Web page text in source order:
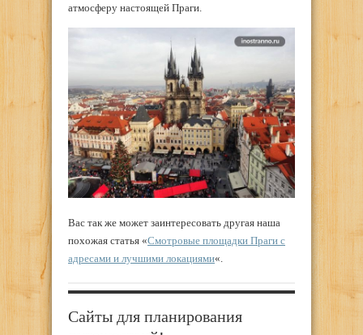
атмосферу настоящей Праги.
Вас так же может заинтересовать другая наша
похожая статья «Смотровые площадки Праги с
адресами и лучшими локациями«.
Сайты для планирования